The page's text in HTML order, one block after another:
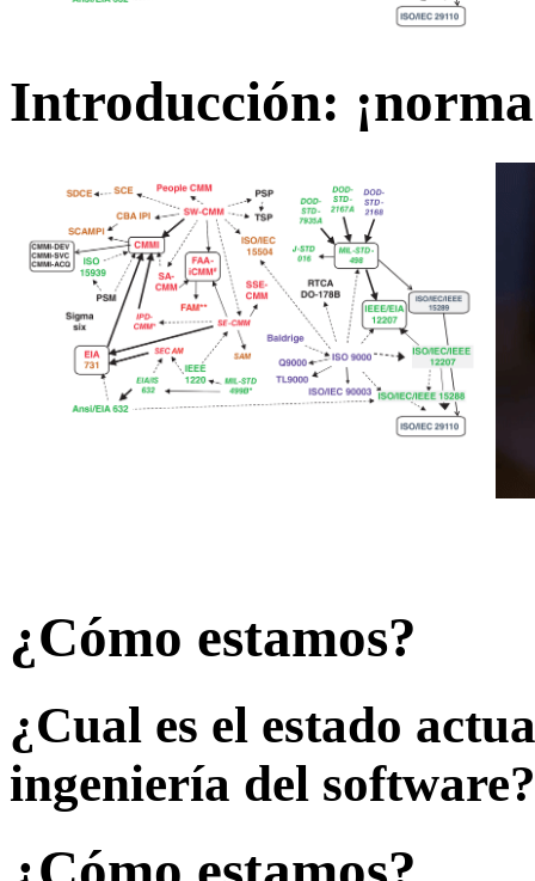
Introducción:
¿Cómo estamos?
¿Cual es el estado
ingeniería del software?